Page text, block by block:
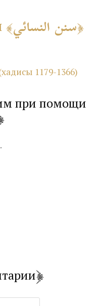
سنن النسائي
1179-1366)
при помощи